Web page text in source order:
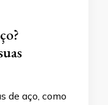
de aço, como